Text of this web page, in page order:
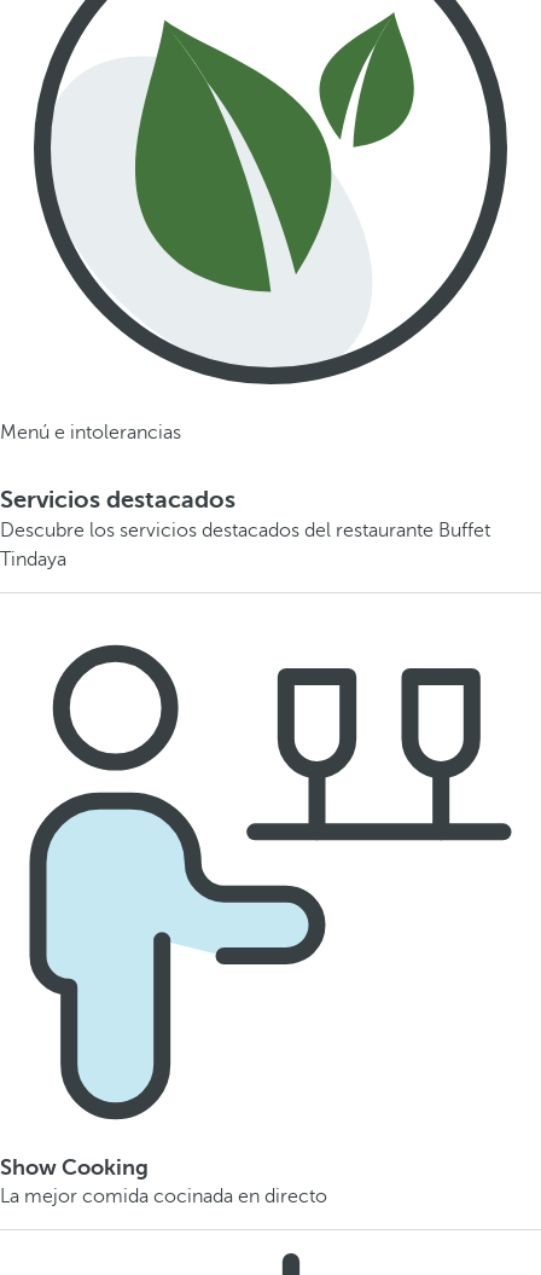
Menú e intolerancias
Servicios destacados
Descubre los servicios destacados del restaurante Buffet
Tindaya
Show Cooking
La mejor comida cocinada en directo